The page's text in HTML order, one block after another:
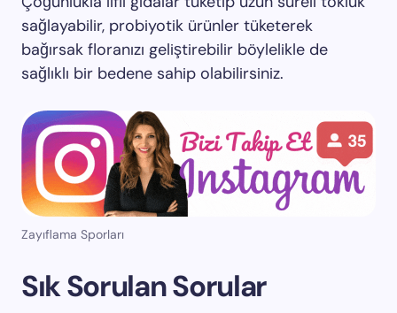
sağlayabilir, probiyotik ürünler tüketerek
bağırsak floranızı geliştirebilir böylelikle de
sağlıklı bir bedene sahip olabilirsiniz.
Zayıflama Sporları
Sık Sorulan Sorular